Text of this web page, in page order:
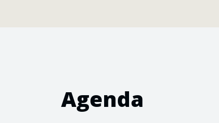
Agenda